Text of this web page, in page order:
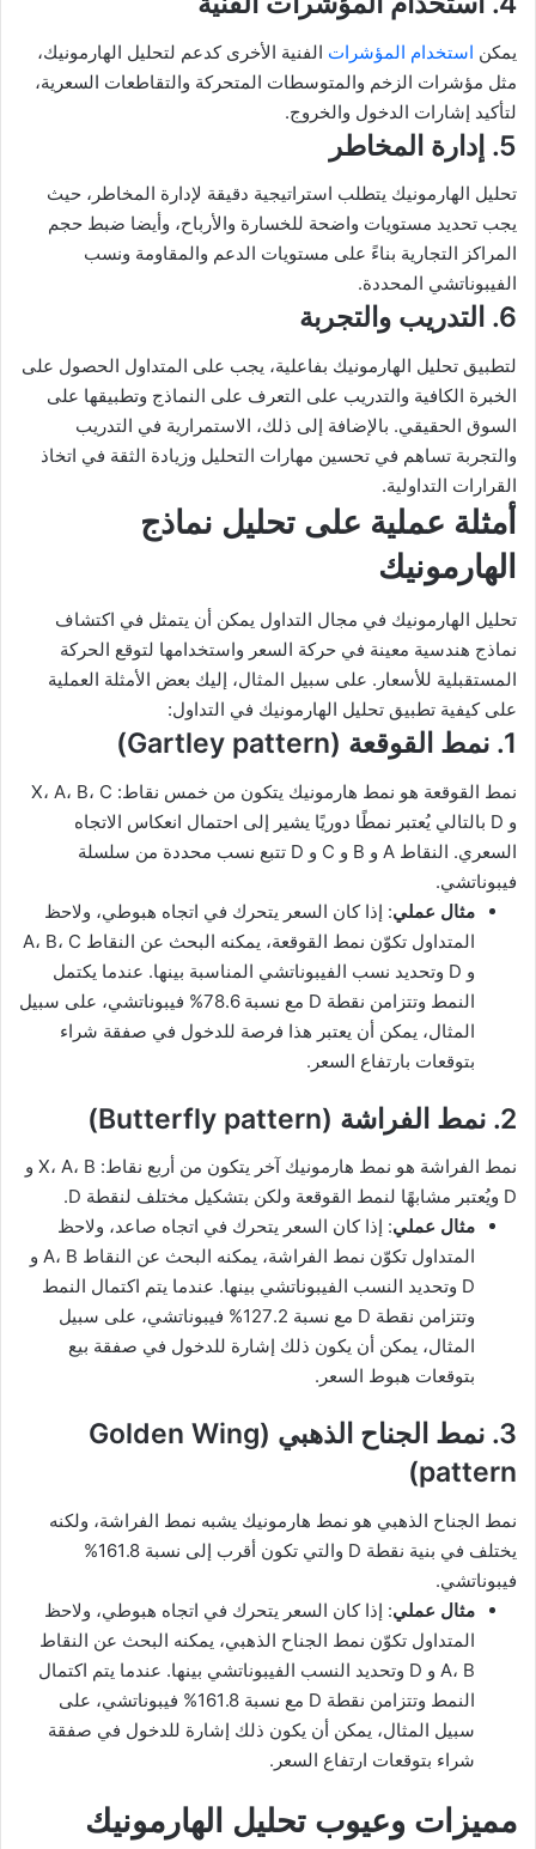
يمكن استخدام المؤشرات الفنية الأخرى كدعم لتحليل الهارمونيك،
مثل مؤشرات الزخم والمتوسطات المتحركة والتقاطعات السعرية،
لتأكيد إشارات الدخول والخروج.
5. إدارة المخاطر
تحليل الهارمونيك يتطلب استراتيجية دقيقة لإدارة المخاطر، حيث
يجب تحديد مستويات واضحة للخسارة والأرباح، وأيضا ضبط حجم
المراكز التجارية بناءً على مستويات الدعم والمقاومة ونسب
الفيبوناتشي المحددة.
6. التدريب والتجربة
لتطبيق تحليل الهارمونيك بفاعلية، يجب على المتداول الحصول على
الخبرة الكافية والتدريب على التعرف على النماذج وتطبيقها على
السوق الحقيقي. بالإضافة إلى ذلك، الاستمرارية في التدريب
والتجربة تساهم في تحسين مهارات التحليل وزيادة الثقة في اتخاذ
القرارات التداولية.
أمثلة عملية على تحليل نماذج
الهارمونيك
تحليل الهارمونيك في مجال التداول يمكن أن يتمثل في اكتشاف
نماذج هندسية معينة في حركة السعر واستخدامها لتوقع الحركة
المستقبلية للأسعار. على سبيل المثال، إليك بعض الأمثلة العملية
على كيفية تطبيق تحليل الهارمونيك في التداول:
1. نمط القوقعة (Gartley pattern)
نمط القوقعة هو نمط هارمونيك يتكون من خمس نقاط: X، A، B، C
و D بالتالي يُعتبر نمطًا دوريًا يشير إلى احتمال انعكاس الاتجاه
السعري. النقاط A و B و C و D تتبع نسب محددة من سلسلة
فيبوناتشي.
مثال عملي: إذا كان السعر يتحرك في اتجاه هبوطي، ولاحظ
المتداول تكوّن نمط القوقعة، يمكنه البحث عن النقاط A، B، C
و D وتحديد نسب الفيبوناتشي المناسبة بينها. عندما يكتمل
النمط وتتزامن نقطة D مع نسبة 78.6% فيبوناتشي، على سبيل
المثال، يمكن أن يعتبر هذا فرصة للدخول في صفقة شراء
بتوقعات بارتفاع السعر.
2. نمط الفراشة (Butterfly pattern)
نمط الفراشة هو نمط هارمونيك آخر يتكون من أربع نقاط: X، A، B و
D ويُعتبر مشابهًا لنمط القوقعة ولكن بتشكيل مختلف لنقطة D.
مثال عملي: إذا كان السعر يتحرك في اتجاه صاعد، ولاحظ
المتداول تكوّن نمط الفراشة، يمكنه البحث عن النقاط A، B و
D وتحديد النسب الفيبوناتشي بينها. عندما يتم اكتمال النمط
وتتزامن نقطة D مع نسبة 127.2% فيبوناتشي، على سبيل
المثال، يمكن أن يكون ذلك إشارة للدخول في صفقة بيع
بتوقعات هبوط السعر.
3. نمط الجناح الذهبي (Golden Wing
pattern)
نمط الجناح الذهبي هو نمط هارمونيك يشبه نمط الفراشة، ولكنه
يختلف في بنية نقطة D والتي تكون أقرب إلى نسبة 161.8%
فيبوناتشي.
مثال عملي: إذا كان السعر يتحرك في اتجاه هبوطي، ولاحظ
المتداول تكوّن نمط الجناح الذهبي، يمكنه البحث عن النقاط
A، B و D وتحديد النسب الفيبوناتشي بينها. عندما يتم اكتمال
النمط وتتزامن نقطة D مع نسبة 161.8% فيبوناتشي، على
سبيل المثال، يمكن أن يكون ذلك إشارة للدخول في صفقة
شراء بتوقعات ارتفاع السعر.
مميزات وعيوب تحليل الهارمونيك